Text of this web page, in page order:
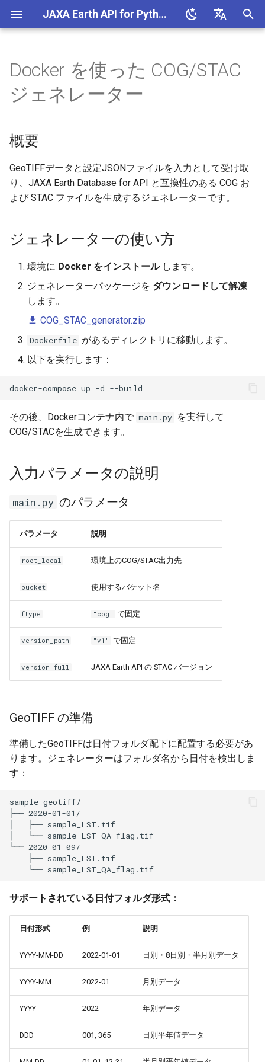
JAXA Earth API for Python (v0.1.6)
日本語
初
化
Python
Google Colab
MCP サーバー
概要
入力パラメータの説明
main.py のパラメータ
GeoTIFF の準備
Docker を使った COG/STAC
ジェネレーター
概要
GeoTIFFデータと設定JSONファイルを入力として受け取
り、JAXA Earth Database for API と互換性のある COG お
よび STAC ファイルを生成するジェネレーターです。
ジェネレーターの使い方
環境に Docker をインストールします。
ジェネレーターパッケージを ダウンロードして解凍
します。
COG_STAC_generator.zip
Dockerfile があるディレクトリに移動します。
以下を実行します：
docker-compose up -d
その後、Dockerコンテナ内で main.py を実行して
COG/STACを生成できます。
入力パラメータの説明
main.py のパラメータ
パラメータ 説明
root_local 環境上のCOG/STAC出力先
bucket 使用するバケット名
ftype "cog" で固定
version_path "v1" で固定
version_full JAXA Earth API の STAC バージョン
GeoTIFF の準備
準備したGeoTIFFは日付フォルダ配下に配置する必要があ
ります。ジェネレーターはフォルダ名から日付を検出しま
す：
サポートされている日付フォルダ形式：
日付形式 例 説明
YYYY-MM-DD 2022-01-01 日別・8日別・半月別データ
YYYY-MM 2022-01 月別データ
YYYY 2022 年別データ
DDD 001, 365 日別平年値データ